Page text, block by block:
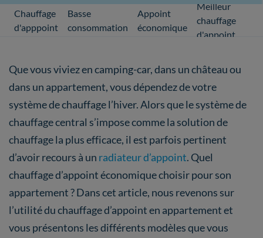
Chauffage
d'apppoint
Basse
consommation
Appoint
économique
Meilleur
chauffage
d'appoint
Que vous viviez en camping-car, dans un château ou
dans un appartement, vous dépendez de votre
système de chauffage l’hiver. Alors que le système de
chauffage central s’impose comme la solution de
chauffage la plus efficace, il est parfois pertinent
d’avoir recours à un radiateur d’appoint. Quel
chauffage d’appoint économique choisir pour son
appartement ? Dans cet article, nous revenons sur
l’utilité du chauffage d’appoint en appartement et
vous présentons les différents modèles que vous